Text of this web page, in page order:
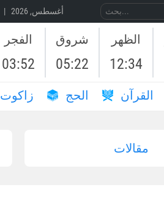
07 أغسطس, 2026 | 24 صَفَر, 1448
الفجر
03:52
شروق
05:22
الظهر
12:34
زاكوت الحج القرآن
مقالات